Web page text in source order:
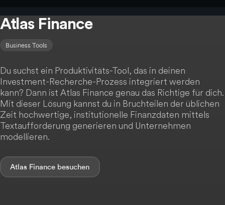
Atlas Finance
Business Tools
Du suchst ein Produktivitäts-Tool, das in deinen
Investment-Recherche-Prozess integriert werden
kann? Dann ist Atlas Finance genau das Richtige für dich.
Mit dieser Lösung kannst du in Bruchteilen der üblichen
Zeit hochwertige, institutionelle Finanzdaten mittels
Textaufforderung generieren und Unternehmen
modellieren.
Atlas Finance